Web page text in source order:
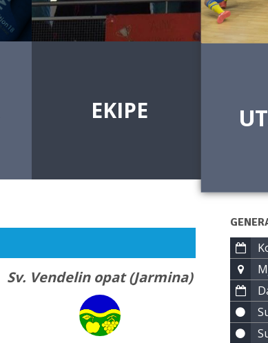
EKIPE
Sv. Vendelin opat (Jarmina)